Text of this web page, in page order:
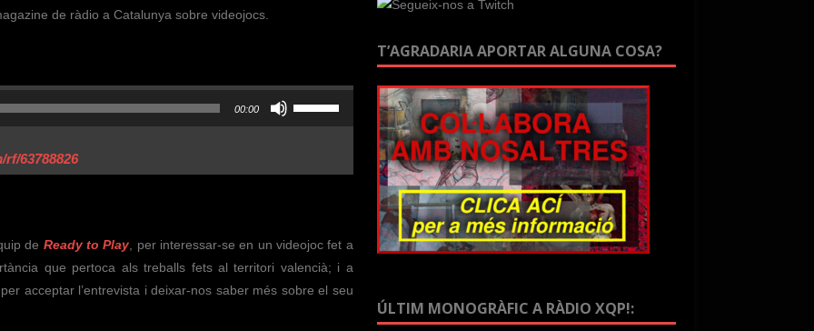
de ràdio a Catalunya sobre videojocs.
00:00
amunt/cap
avall
per
63788826
de Ready to Play, per interessar-se en un videojoc fet a
que pertoca als treballs fets al territori valencià; i a
acceptar l’entrevista i deixar-nos saber més sobre el seu
T’AGRADARIA APORTAR ALGUNA COSA?
ÚLTIM MONOGRÀFIC A RÀDIO XQP!: